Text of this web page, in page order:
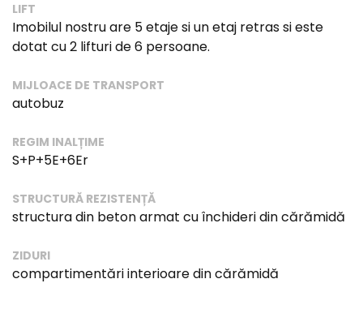
LIFT
Imobilul nostru are 5 etaje si un etaj retras si este
dotat cu 2 lifturi de 6 persoane.
MIJLOACE DE TRANSPORT
autobuz
REGIM INALȚIME
S+P+5E+6Er
STRUCTURĂ REZISTENȚĂ
structura din beton armat cu închideri din cărămidă
ZIDURI
compartimentări interioare din cărămidă